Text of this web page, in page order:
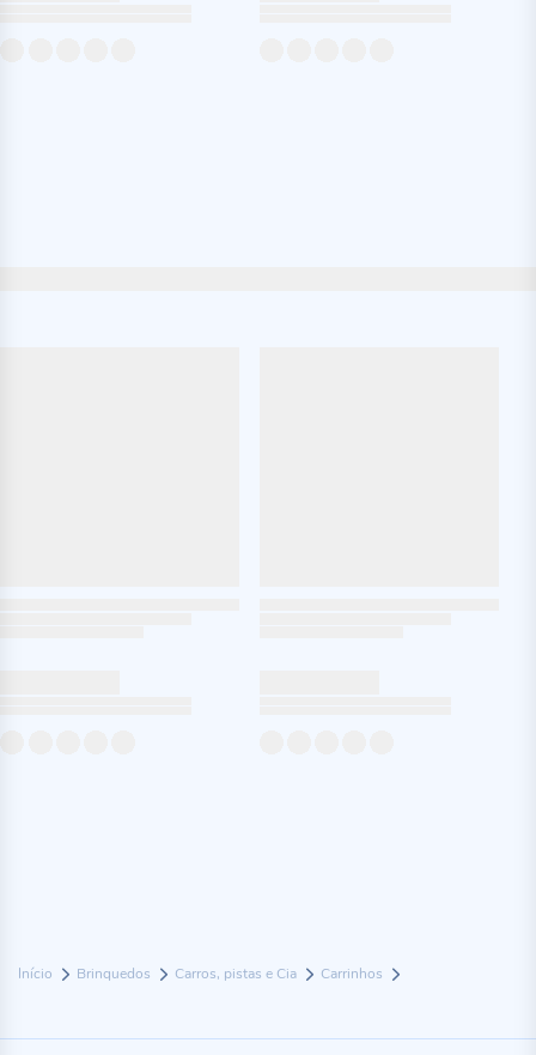
Início Brinquedos Carros, pistas e Cia Carrinhos